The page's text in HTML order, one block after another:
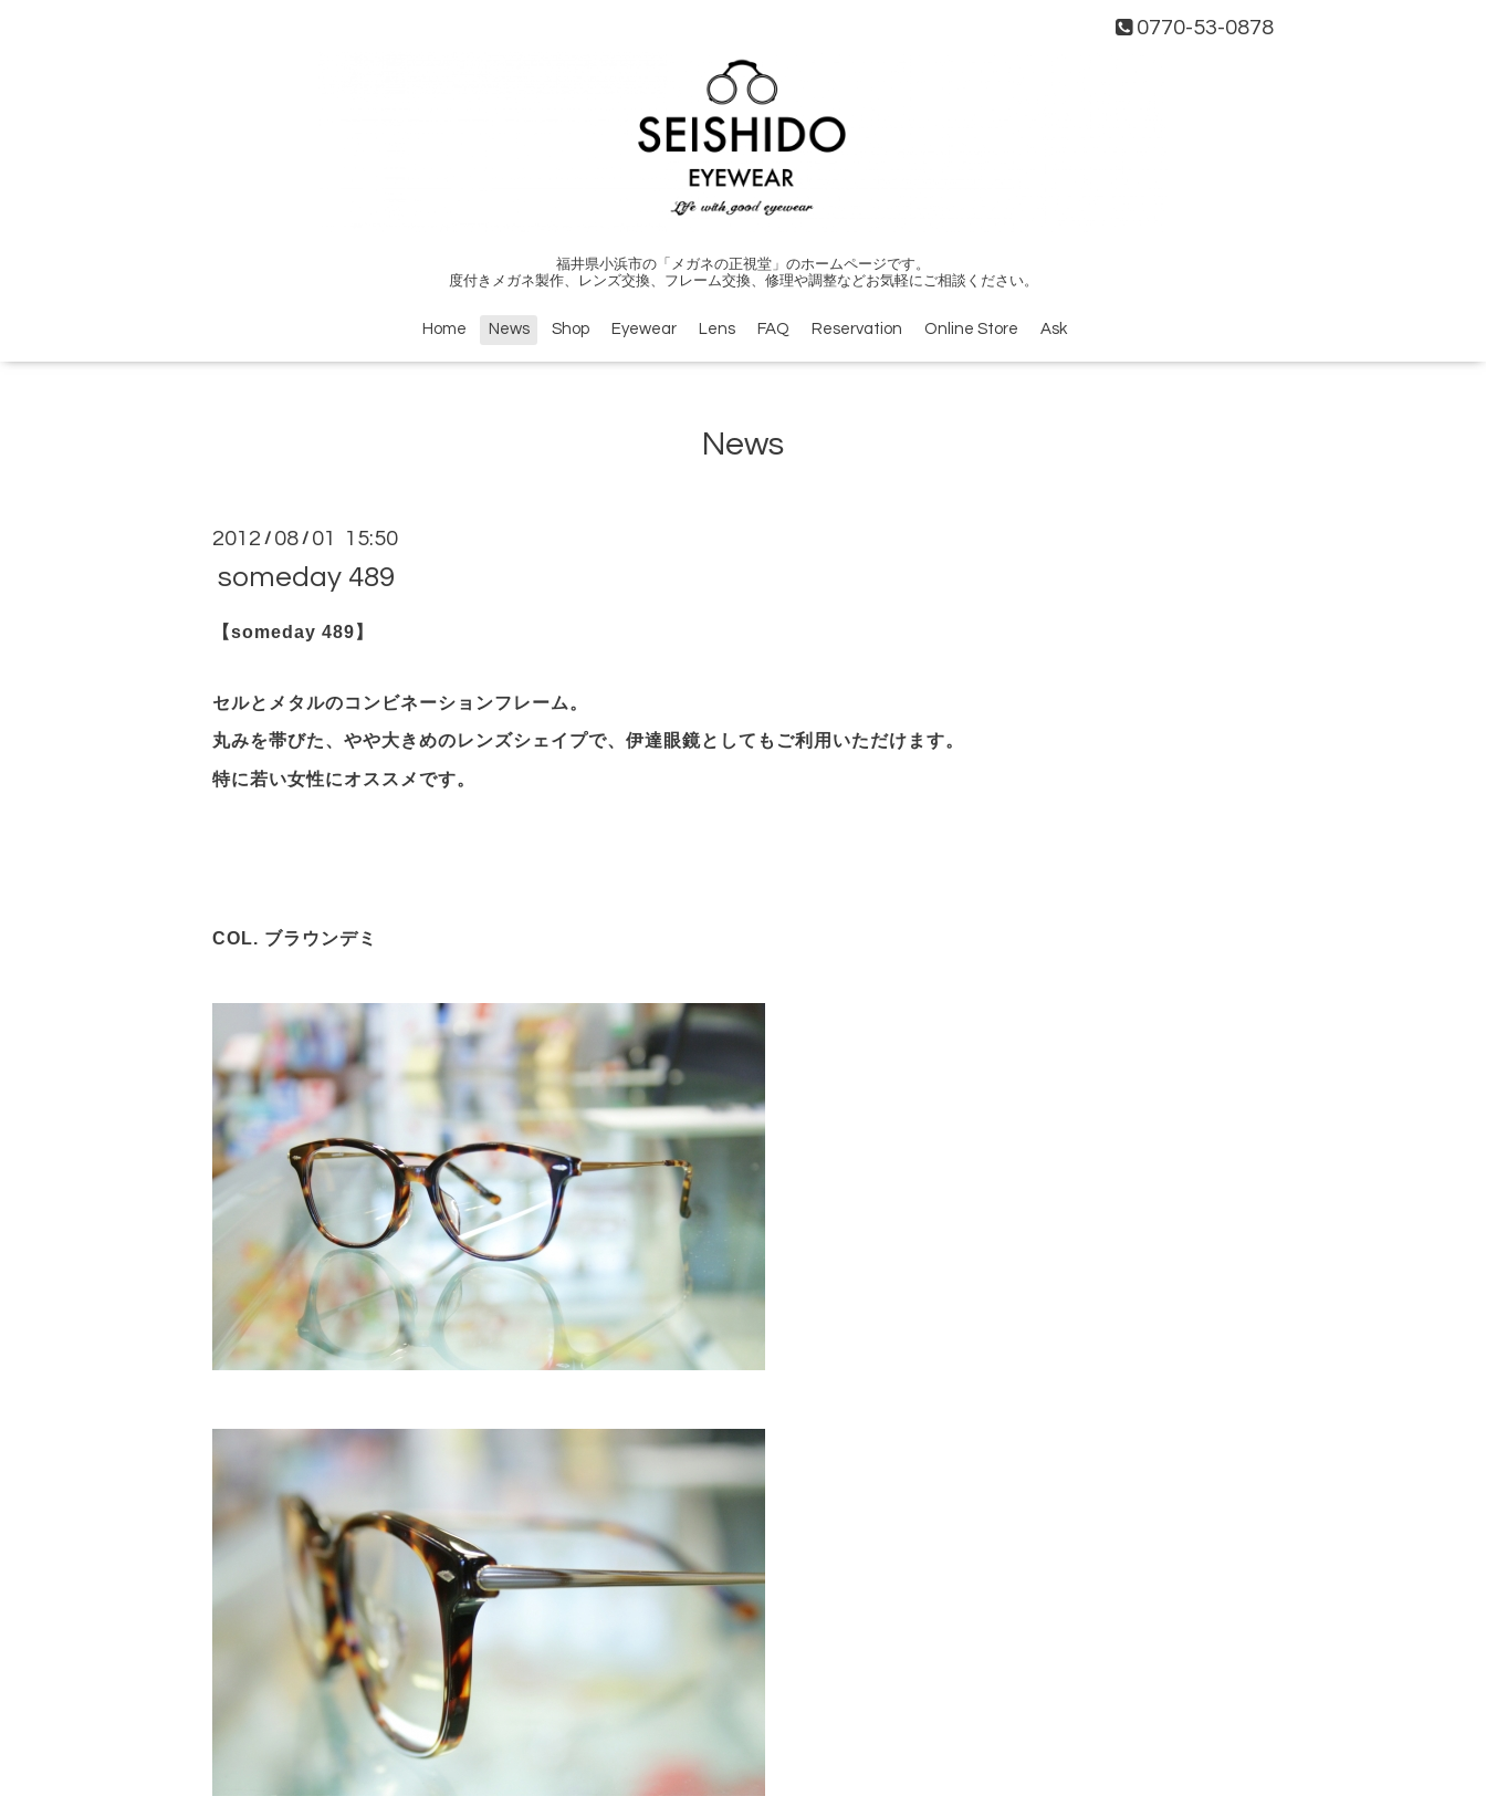
0770-53-0878
福井県小浜市の「メガネの正視堂」のホームページです。
度付きメガネ製作、レンズ交換、フレーム交換、修理や調整などお気軽にご相談ください。
Home News Shop Eyewear Lens FAQ Reservation Online Store Ask
News
2012 / 08 / 01 15:50
someday 489
【someday 489】
セルとメタルのコンビネーションフレーム。
丸みを帯びた、やや大きめのレンズシェイプで、伊達眼鏡としてもご利用いただけます。
特に若い女性にオススメです。
COL. ブラウンデミ